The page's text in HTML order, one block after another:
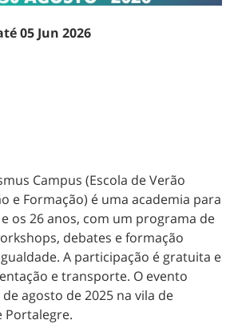
05 Jun 2026
Campus (Escola de Verão
e Formação) é uma academia para
os 26 anos, com um programa de
debates e formação
A participação é gratuita e
e transporte. O evento
agosto de 2025 na vila de
Portalegre.